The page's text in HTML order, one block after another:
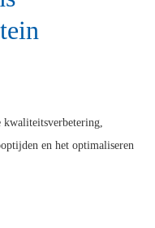
kwaliteitsverbetering,
en het optimaliseren